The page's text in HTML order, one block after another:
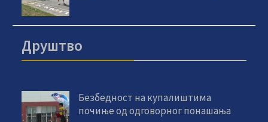
Друштво
Безбедност на купалиштима
почиње од одговорног понашања